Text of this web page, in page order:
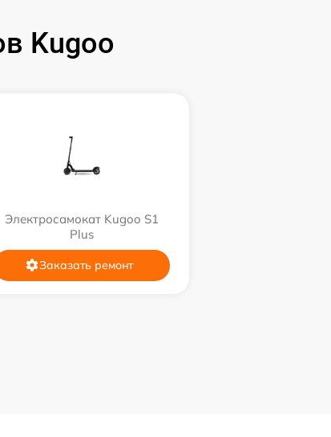
Kugoo
Электросамокат Kugoo S1
Plus
Заказать ремонт